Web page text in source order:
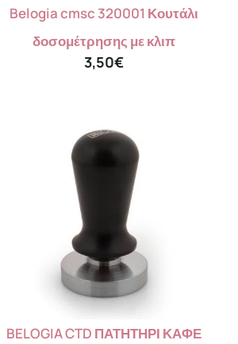
Belogia cmsc 320001 Κουτάλι
δοσομέτρησης με κλιπ
3,50€
BELOGIA CTD ΠΑΤΗΤΗΡΙ ΚΑΦΕ